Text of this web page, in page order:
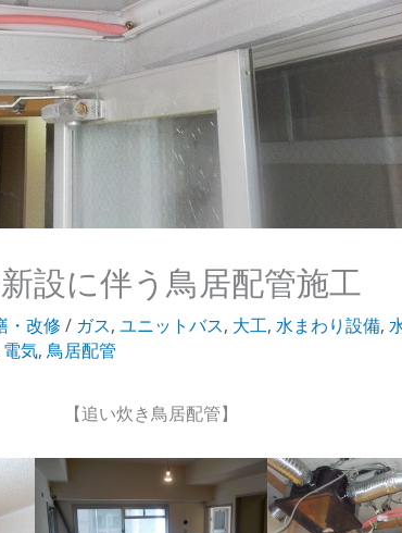
設に伴う鳥居配管施工
・改修 / ガス, ユニットバス, 大工, 水まわり設備,
電気, 鳥居配管
【追い炊き鳥居配管】